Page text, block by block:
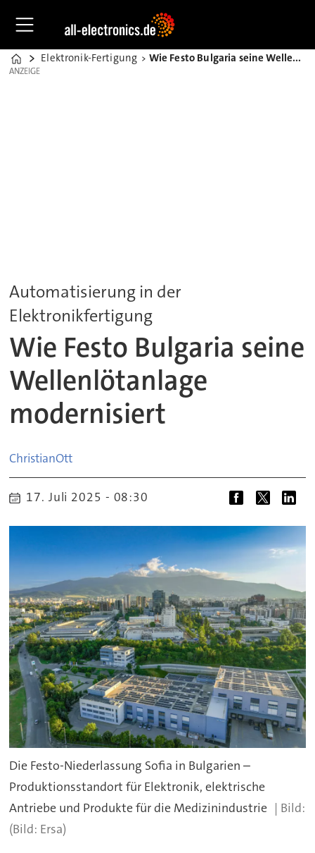
Home
Elektronik-Fertigung Wie Festo Bulgaria seine Wellenlötanlage modernisiert
ANZEIGE
ANZEIGE
Automatisierung in der
Elektronikfertigung
Wie Festo Bulgaria seine
Wellenlötanlage
modernisiert
ChristianOtt
17. Juli 2025 - 08:30
Die Festo-Niederlassung Sofia in Bulgarien –
Produktionsstandort für Elektronik, elektrische
Antriebe und Produkte für die Medizinindustrie
(Bild: Ersa)